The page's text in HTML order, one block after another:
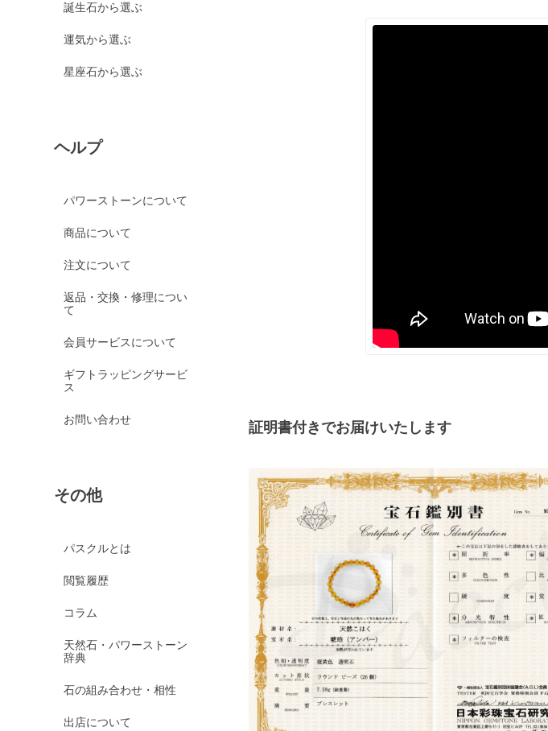
誕生石から選ぶ
運気から選ぶ
星座石から選ぶ
ヘルプ
パワーストーンについて
商品について
注文について
返品・交換・修理につい
て
会員サービスについて
ギフトラッピングサービ
ス
お問い合わせ
その他
パスクルとは
閲覧履歴
コラム
天然石・パワーストーン
辞典
石の組み合わせ・相性
出店について
証明書付きでお届けいたします